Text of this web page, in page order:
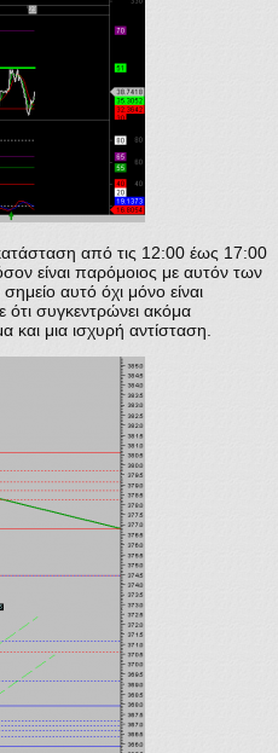
από τις 12:00 έως 17:00
είναι παρόμοιος με αυτόν των
αυτό όχι μόνο είναι
συγκεντρώνει ακόμα
και μια ισχυρή αντίσταση.